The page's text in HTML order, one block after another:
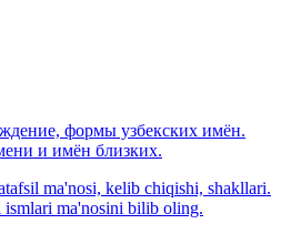
формы узбекских имён.
и имён близких.
ma'nosi, kelib chiqishi, shakllari.
ma'nosini bilib oling.